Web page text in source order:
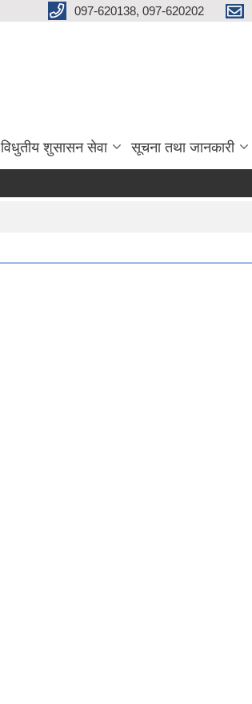
097-620138, 097-620202
विधुतीय शुसासन सेवा सूचना तथा जानकारी